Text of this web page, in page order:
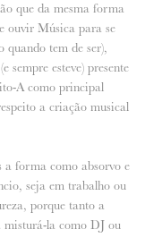
que da mesma forma
ouvir Música para se
quando tem de ser),
sempre esteve) presente
A como principal
a criação musical
a forma como absorvo e
seja em trabalho ou
porque tanto a
la como DJ ou